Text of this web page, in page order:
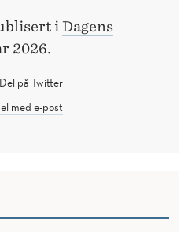
iDagens
2026.
Del på Twitter
med e-post